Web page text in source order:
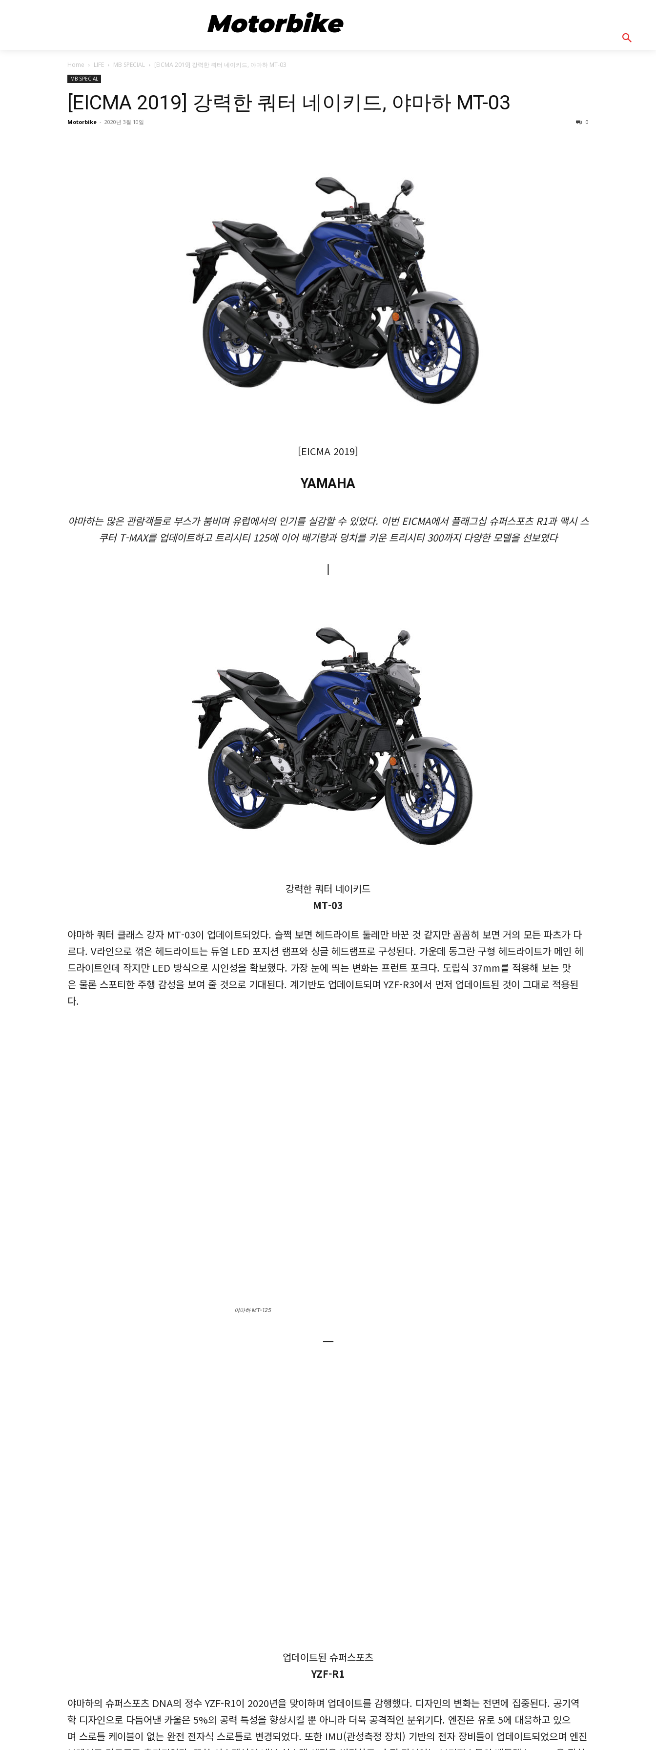
Motorbike
Home LIFE MB SPECIAL [EICMA 2019] 강력한 쿼터 네이키드, 야마하 MT-03
MB SPECIAL
[EICMA 2019] 강력한 쿼터 네이키드, 야마하 MT-03
Motorbike - 2020년 3월 10일 0
[EICMA 2019]
YAMAHA
야마하는 많은 관람객들로 부스가 붐비며 유럽에서의 인기를 실감할 수 있었다. 이번 EICMA에서 플래그십 슈퍼스포츠 R1과 맥시 스
쿠터 T-MAX를 업데이트하고 트리시티 125에 이어 배기량과 덩치를 키운 트리시티 300까지 다양한 모델을 선보였다
ㅣ
강력한 쿼터 네이키드
MT-03
야마하 쿼터 클래스 강자 MT-03이 업데이트되었다. 슬쩍 보면 헤드라이트 둘레만 바꾼 것 같지만 꼼꼼히 보면 거의 모든 파츠가 다
르다. V라인으로 꺾은 헤드라이트는 듀얼 LED 포지션 램프와 싱글 헤드램프로 구성된다. 가운데 동그란 구형 헤드라이트가 메인 헤
드라이트인데 작지만 LED 방식으로 시인성을 확보했다. 가장 눈에 띄는 변화는 프런트 포크다. 도립식 37mm를 적용해 보는 맛
은 물론 스포티한 주행 감성을 보여 줄 것으로 기대된다. 계기반도 업데이트되며 YZF-R3에서 먼저 업데이트된 것이 그대로 적용된
다.
야마하 MT-125
ㅡ
업데이트된 슈퍼스포츠
YZF-R1
야마하의 슈퍼스포츠 DNA의 정수 YZF-R1이 2020년을 맞이하며 업데이트를 감행했다. 디자인의 변화는 전면에 집중된다. 공기역
학 디자인으로 다듬어낸 카울은 5%의 공력 특성을 향상시킬 뿐 아니라 더욱 공격적인 분위기다. 엔진은 유로 5에 대응하고 있으
며 스로틀 케이블이 없는 완전 전자식 스로틀로 변경되었다. 또한 IMU(관성측정 장치) 기반의 전자 장비들이 업데이트되었으며 엔진